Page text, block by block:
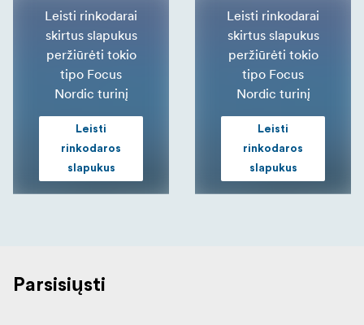
Leisti rinkodarai
skirtus slapukus
peržiūrėti tokio
tipo Focus
Nordic turinį
Leisti
rinkodaros
slapukus
Leisti rinkodarai
skirtus slapukus
peržiūrėti tokio
tipo Focus
Nordic turinį
Leisti
rinkodaros
slapukus
Parsisiųsti